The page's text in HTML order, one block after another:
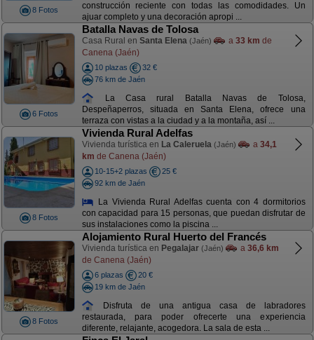
8 Fotos
construcción reciente con todas las comodidades. Un
ajuar completo y una decoración apropi ...
6 Fotos
Batalla Navas de Tolosa
Casa Rural en Santa Elena (Jaén) a 33 km de
Canena (Jaén)
10 plazas
32 €
76 km de Jaén
La Casa rural Batalla Navas de Tolosa,
Despeñaperros, situada en Santa Elena, ofrece una
terraza con vistas a la ciudad y a la montaña, así ...
8 Fotos
Vivienda Rural Adelfas
Vivienda turística en La Caleruela (Jaén) a 34,1
km de Canena (Jaén)
10-15+2 plazas
25 €
92 km de Jaén
La Vivienda Rural Adelfas cuenta con 4 dormitorios
con capacidad para 15 personas, que puedan disfrutar de
sus instalaciones como la piscina ...
8 Fotos
Alojamiento Rural Huerto del Francés
Vivienda turística en Pegalajar (Jaén) a 36,6 km
de Canena (Jaén)
6 plazas
20 €
19 km de Jaén
Disfruta de una antigua casa de labradores
restaurada, para poder ofrecerte una experiencia
diferente, relajante, acogedora. La sala de esta ...